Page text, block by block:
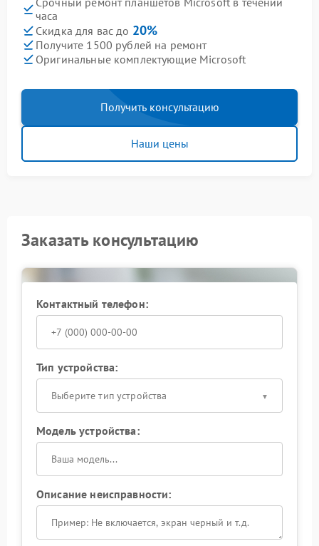
часа
Скидка для вас до 20%
Получите 1500 рублей на ремонт
Оригинальные комплектующие Microsoft
Получить консультацию
Наши цены
Заказать консультацию
Контактный телефон:
Тип устройства:
Выберите тип устройства
Модель устройства:
Описание неисправности: